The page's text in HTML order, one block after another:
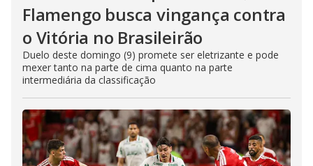
Flamengo busca vingança contra
o Vitória no Brasileirão
Duelo deste domingo (9) promete ser eletrizante e pode
mexer tanto na parte de cima quanto na parte
intermediária da classificação